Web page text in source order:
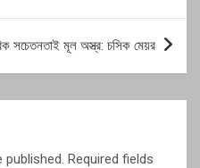
সচেতনতাই মূল অস্ত্র: চসিক মেয়র
published. Required fields